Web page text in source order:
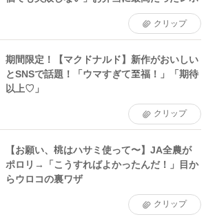
クリップ
期間限定！【マクドナルド】新作がおいしい
とSNSで話題！「ウマすぎて至福！」「期待
以上♡」
クリップ
【お願い、桃はハサミ使って〜】JA全農が
ポロリ→「こうすればよかったんだ！」目か
らウロコの裏ワザ
クリップ